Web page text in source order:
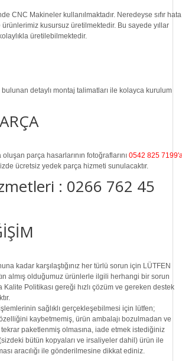
CNC Makineler kullanılmaktadır. Neredeyse sıfır hata
kusursuz üretilmektedir. Bu sayede yıllar
üretilebilmektedir.
detaylı montaj talimatları ile kolayca kurulum
parça hasarlarının fotoğraflarını 0542 825
ücretsiz yedek parça hizmeti sunulacaktır.
: 0266 762 45
kadar karşılaştığınız her türlü sorun için LÜTFEN
almış olduğumuz ürünlerle ilgili herhangi bir sorun
Politikası gereği hızlı çözüm ve gereken destek
sağlıklı gerçekleşebilmesi için lütfen;
kaybetmemiş, ürün ambalajı bozulmadan ve
paketlenmiş olmasına, iade etmek istediğiniz
bütün kopyaları ve irsaliyeler dahil) ürün ile
aracılığı ile gönderilmesine dikkat ediniz.